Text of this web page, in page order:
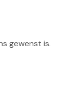
gewenst is.